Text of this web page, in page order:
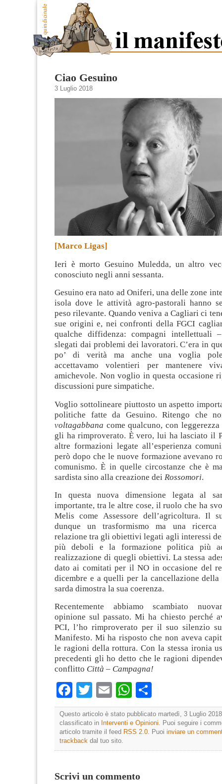
Ciao Gesuino
3 Luglio 2018
[Marco Ligas]
Ieri è morto Gesuino Muledda, un altro
conosciuto negli anni sessanta.
Gesuino era nato ad Oniferi, una delle zone
isola dove le attività agro-pastorali hanno
peso rilevante. Quando veniva a Cagliari ci
sue origini e, nei confronti della FGCI
qualche diffidenza: compagni intellettuali
slegati dai problemi dei lavoratori. C’era in
po’ di verità ma anche una voglia
accettavamo volentieri per mantenere
amichevole. Non voglio in questa occasione
discussioni pure simpatiche.
Voglio sottolineare piuttosto un aspetto
politiche fatte da Gesuino. Ritengo che
voltagabbana come qualcuno, con
gli ha rimproverato. È vero, lui ha lasciato il
altre formazioni legate all’esperienza
però dopo che le nuove formazione avevano
comunismo. È in quelle circostanze che è
sardista sino alla creazione dei Rossomori.
In questa nuova dimensione legata al
importante, tra le altre cose, il ruolo che ha
Melis come Assessore dell’agricoltura. Il
dunque un trasformismo ma una ricerca
relazione tra gli obiettivi legati agli interessi
più deboli e la formazione politica più
realizzazione di quegli obiettivi. La stessa
dato ai comitati per il NO in occasione del
dicembre e a quelli per la cancellazione della
sarda dimostra la sua coerenza.
Recentemente abbiamo scambiato
opinione sul passato. Mi ha chiesto perché
PCI, l’ho rimproverato per il suo silenzio
Manifesto. Mi ha risposto che non aveva
le ragioni della rottura. Con la stessa ironia
precedenti gli ho detto che le ragioni
conflitto Città – Campagna!
Facebook
TwitterEmailWhatsApp
Questo articolo è stato pubblicato martedì, 3 Luglio
classificato in Interventi e Opinioni. Puoi seguire i
articolo tramite il feed RSS 2.0. Puoi inviare un
trackback dal tuo sito.
Scrivi un commento